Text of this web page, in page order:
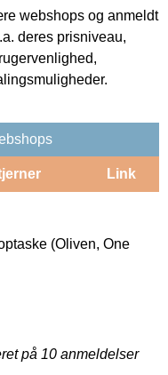
webshops og anmeldt
deres prisniveau,
Link
(Oliven, One
på 10 anmeldelser